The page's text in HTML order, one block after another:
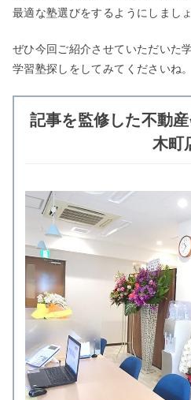
最適な塾選びをするようにしましょ
ぜひ今回ご紹介させていただいた
学習塾探しをしてみてくださいね。
記事を監修した不動
木町